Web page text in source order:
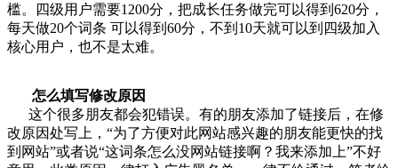
槛。四级用户需要1200分，把成长任务做完可以得到620分，
每天做20个词条 可以得到60分，不到10天就可以到四级加入
核心用户，也不是太难。
怎么填写修改原因
这个很多朋友都会犯错误。有的朋友添加了链接后，在修
改原因处写上，“为了方便对此网站感兴趣的朋友能更快的找
到网站”或者说“这词条怎么没网站链接啊？我来添加上”不好